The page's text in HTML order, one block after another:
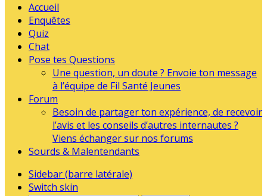
Accueil
Enquêtes
Quiz
Chat
Pose tes Questions
Une question, un doute ? Envoie ton message
à l’équipe de Fil Santé Jeunes
Forum
Besoin de partager ton expérience, de recevoir
l’avis et les conseils d’autres internautes ?
Viens échanger sur nos forums
Sourds & Malentendants
Sidebar (barre latérale)
Switch skin